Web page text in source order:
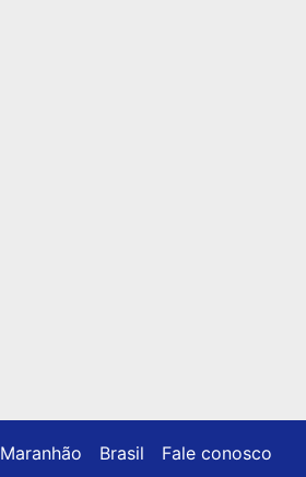
Maranhão Brasil Fale conosco